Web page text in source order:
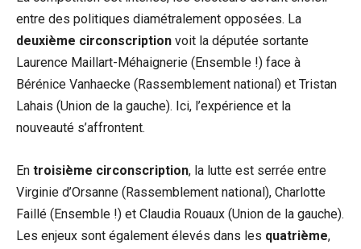
entre des politiques diamétralement opposées. La
deuxième circonscription voit la députée sortante
Laurence Maillart-Méhaignerie (Ensemble !) face à
Bérénice Vanhaecke (Rassemblement national) et Tristan
Lahais (Union de la gauche). Ici, l’expérience et la
nouveauté s’affrontent.
En troisième circonscription, la lutte est serrée entre
Virginie d’Orsanne (Rassemblement national), Charlotte
Faillé (Ensemble !) et Claudia Rouaux (Union de la gauche).
Les enjeux sont également élevés dans les quatrième,